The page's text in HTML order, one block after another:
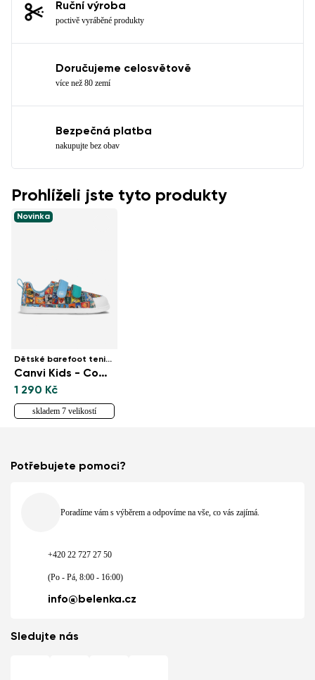
Ruční výroba
poctivě vyráběné produkty
Doručujeme celosvětově
více než 80 zemí
Bezpečná platba
nakupujte bez obav
Prohlíželi jste tyto produkty
Novinka
Dětské barefoot tenisky
Canvi Kids - Comics Color
1 290 Kč
skladem 7 velikostí
Potřebujete pomoci?
Poradíme vám s výběrem a odpovíme na vše, co vás zajímá.
+420 22 727 27 50
(Po - Pá, 8:00 - 16:00)
info@belenka.cz
Sledujte nás